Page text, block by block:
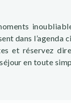
dans l’agenda
et réservez
en toute